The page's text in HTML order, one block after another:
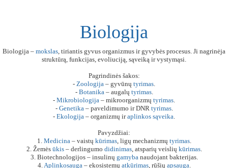
Biologija
Biologija – mokslas, tiriantis gyvus organizmus ir gyvybės procesus. Ji nagrinėja
struktūrą, funkcijas, evoliuciją, sąveiką ir vystymąsi.
Pagrindinės šakos:
- Zoologija – gyvūnų tyrimas.
- Botanika– augalų tyrimas.
- Mikrobiologija – mikroorganizmų tyrimas.
- Genetika– paveldimumo ir DNR tyrimas.
- Ekologija – organizmų iraplinkos sąveika.
Pavyzdžiai:
1. Medicina– vaistų kūrimas, ligų mechanizmų tyrimas.
2. Žemės ūkis– derlingumo didinimas, atsparių veislių kūrimas.
3. Biotechnologijos – insulinų gamybanaudojant bakterijas.
4.Aplinkosauga– ekosistemų atkūrimas, rūšių apsauga.